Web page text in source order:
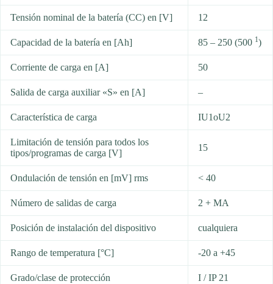
Tensión nominal de la batería (CC) en [V] 12
Capacidad de la batería en [Ah] 85 – 250 (500 1)
Corriente de carga en [A] 50
Salida de carga auxiliar «S» en [A] –
Característica de carga IU1oU2
Limitación de tensión para todos los
tipos/programas de carga [V]
15
Ondulación de tensión en [mV] rms < 40
Número de salidas de carga 2 + MA
Posición de instalación del dispositivo cualquiera
Rango de temperatura [°C] -20 a +45
Grado/clase de protección I / IP 21